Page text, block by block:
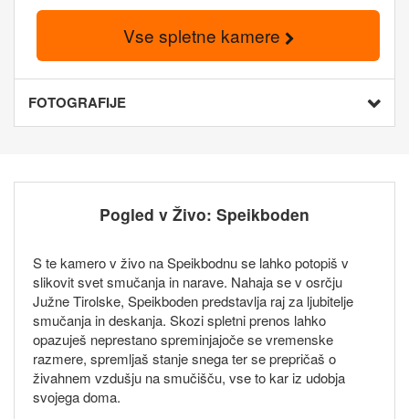
Vse spletne kamere
FOTOGRAFIJE
Pogled v Živo: Speikboden
S te kamero v živo na Speikbodnu se lahko potopiš v
slikovit svet smučanja in narave. Nahaja se v osrčju
Južne Tirolske, Speikboden predstavlja raj za ljubitelje
smučanja in deskanja. Skozi spletni prenos lahko
opazuješ neprestano spreminjajoče se vremenske
razmere, spremljaš stanje snega ter se prepričaš o
živahnem vzdušju na smučišču, vse to kar iz udobja
svojega doma.